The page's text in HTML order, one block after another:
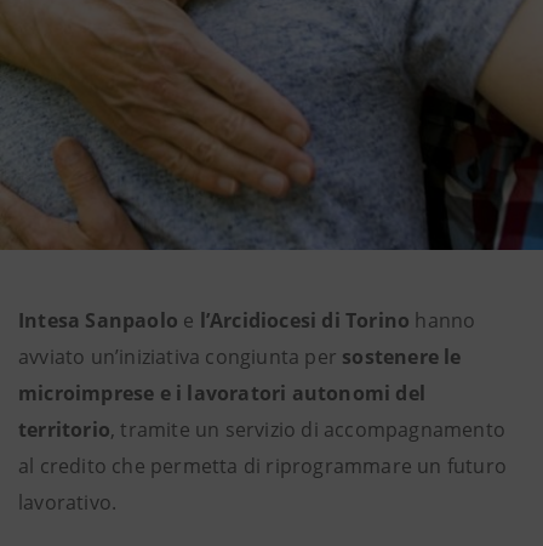
Intesa Sanpaolo e l’Arcidiocesi di Torino hanno
avviato un’iniziativa congiunta per sostenere le
microimprese e i lavoratori autonomi del
territorio, tramite un servizio di accompagnamento
al credito che permetta di riprogrammare un futuro
lavorativo.